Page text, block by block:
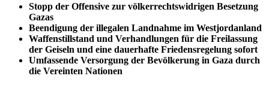
Stopp der Offensive zur völkerrechtswidrigen Besetzung
Gazas
Beendigung der illegalen Landnahme im Westjordanland
Waffenstillstand und Verhandlungen für die Freilassung
der Geiseln und eine dauerhafte Friedensregelung sofort
Umfassende Versorgung der Bevölkerung in Gaza durch
die Vereinten Nationen